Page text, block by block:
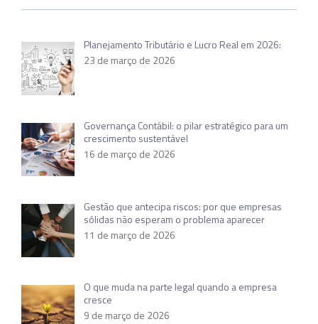
Planejamento Tributário e Lucro Real em 2026:
23 de março de 2026
Governança Contábil: o pilar estratégico para um
crescimento sustentável
16 de março de 2026
Gestão que antecipa riscos: por que empresas
sólidas não esperam o problema aparecer
11 de março de 2026
O que muda na parte legal quando a empresa
cresce
9 de março de 2026